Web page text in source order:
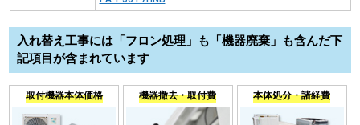
入れ替え工事には「フロン処理」も「機器廃棄」も含んだ下
記項目が含まれています
取付機器本体価格 機器撤去・取付費 本体処分・諸経費